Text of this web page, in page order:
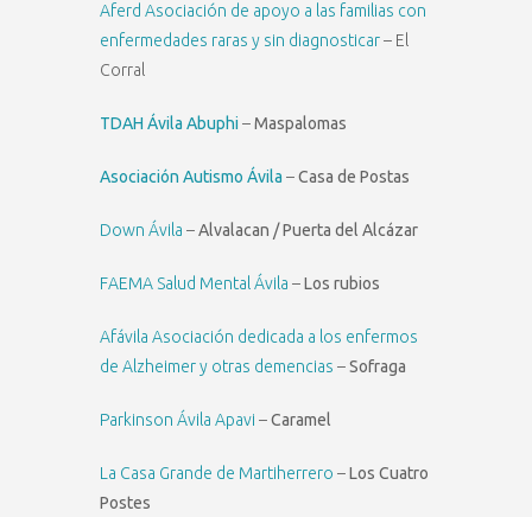
Aferd Asociación de apoyo a las familias con
enfermedades raras y sin diagnosticar– El
Corral
TDAH Ávila Abuphi –Maspalomas
Asociación Autismo Ávila –Casa de Postas
Down Ávila –Alvalacan / Puerta del Alcázar
FAEMA Salud Mental Ávila –Los rubios
Afávila Asociación dedicada a los enfermos
de Alzheimer y otras demencias –Sofraga
Parkinson Ávila Apavi –Caramel
La Casa Grande de Martiherrero –Los Cuatro
Postes